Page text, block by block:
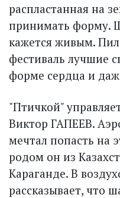
распластанная на
принимать форму.
кажется живым.
фестиваль лучшие
форме сердца и
"Птичкой"
Виктор ГАПЕЕВ.
мечтал попасть на
родом он из
Караганде. В
рассказывает, что